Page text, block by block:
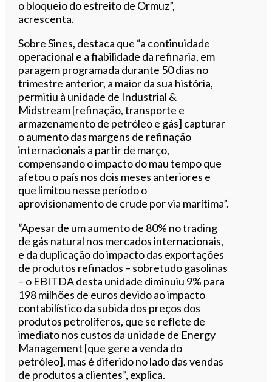
o bloqueio do estreito de Ormuz”,
acrescenta.
Sobre Sines, destaca que “a continuidade
operacional e a fiabilidade da refinaria, em
paragem programada durante 50 dias no
trimestre anterior, a maior da sua história,
permitiu à unidade de Industrial &
Midstream [refinação, transporte e
armazenamento de petróleo e gás] capturar
o aumento das margens de refinação
internacionais a partir de março,
compensando o impacto do mau tempo que
afetou o país nos dois meses anteriores e
que limitou nesse período o
aprovisionamento de crude por via marítima”.
“Apesar de um aumento de 80% no trading
de gás natural nos mercados internacionais,
e da duplicação do impacto das exportações
de produtos refinados – sobretudo gasolinas
– o EBITDA desta unidade diminuiu 9% para
198 milhões de euros devido ao impacto
contabilístico da subida dos preços dos
produtos petrolíferos, que se reflete de
imediato nos custos da unidade de Energy
Management [que gere a venda do
petróleo], mas é diferido no lado das vendas
de produtos a clientes”, explica.